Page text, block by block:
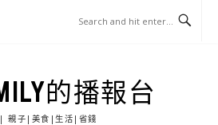
的播報台
親子|美食|生活|省錢